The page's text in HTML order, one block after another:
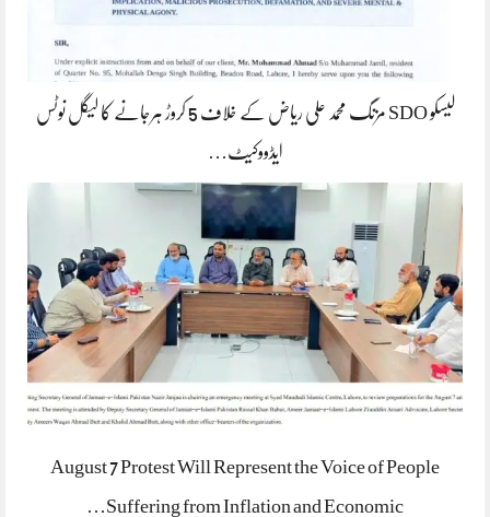
لیسکو SDO مزنگ محمد علی ریاض کے خلاف 5 کروڑ ہرجانے کا لیگل نوٹس
ایڈووکیٹ…
August 7 Protest Will Represent the Voice of People
Suffering from Inflation and Economic…